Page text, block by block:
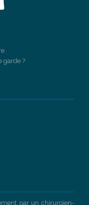
garde ?
par un chirurgien-